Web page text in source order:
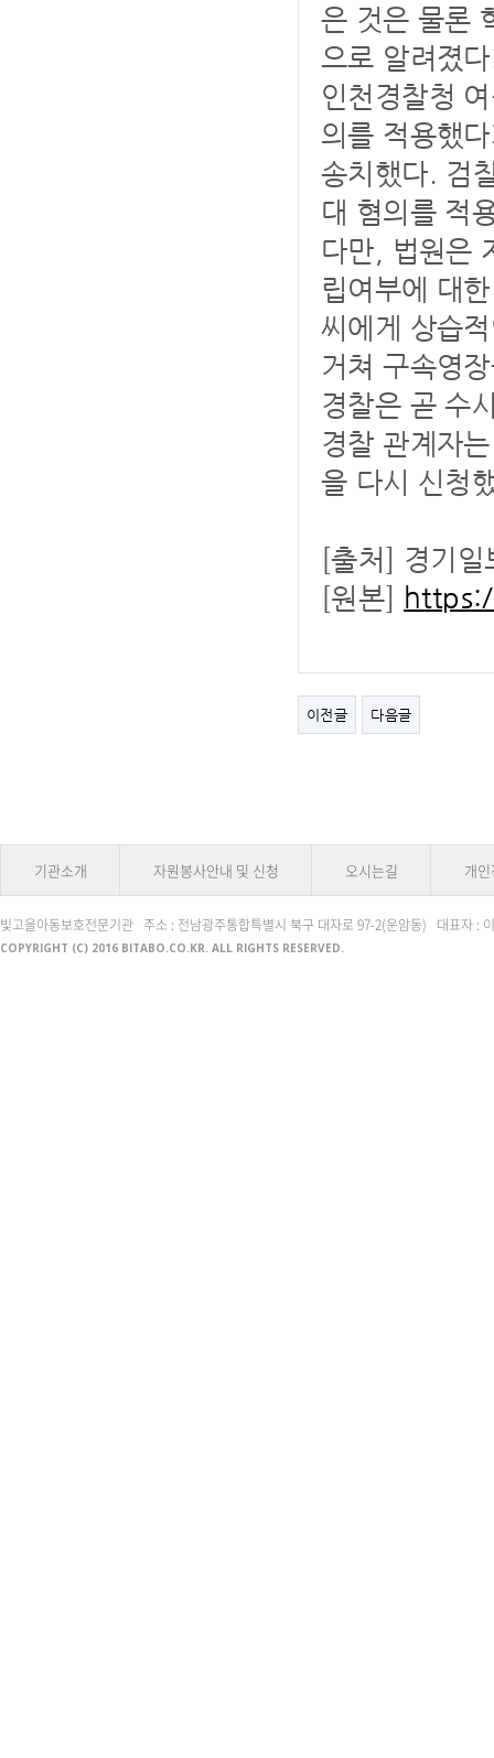
은 것은 물론
으로 알려졌
인천경찰청
의를 적용했
송치했다. 검
대 혐의를 적
다만, 법원은
립여부에 대
씨에게 상습
거쳐 구속영
경찰은 곧 수
경찰 관계자
을 다시 신청
[출처] 경기일
[원본]
이전글 다음글
기관소개 자원봉사안내 및 신청 오시는길 개
빛고을아동보호전문기관 주소 : 전남광주통합특별시 북구 대자로 97-2(운암동) 대표
COPYRIGHT (C) 2016 BITABO.CO.KR. ALL RIGHTS RESERVED.